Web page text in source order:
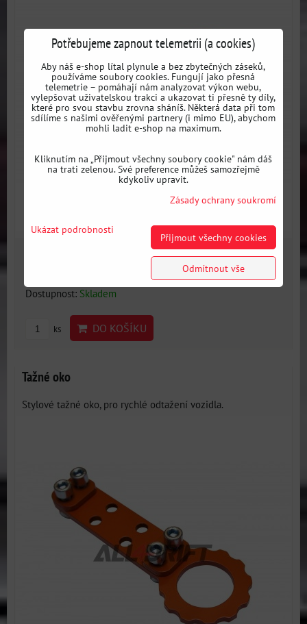
Dostupnost: Skladem
ks DO KOŠÍKU
Tažné oko
Stylové tažné oko, pro rychlé odtažení vozidla.
Potřebujeme zapnout telemetrii (a cookies)
Aby náš e-shop lítal plynule a bez zbytečných záseků,
používáme soubory cookies. Fungují jako přesná
telemetrie – pomáhají nám analyzovat výkon webu,
vylepšovat uživatelskou trakci a ukazovat ti přesně ty díly,
které pro svou stavbu zrovna sháníš. Některá data při tom
sdílíme s našimi ověřenými partnery (i mimo EU), abychom
mohli ladit e-shop na maximum.
Kliknutím na „Přijmout všechny soubory cookie" nám dáš
na trati zelenou. Své preference můžeš samozřejmě
kdykoliv upravit.
Zásady ochrany soukromí
Ukázat podrobnosti
Přijmout všechny cookies
Odmítnout vše